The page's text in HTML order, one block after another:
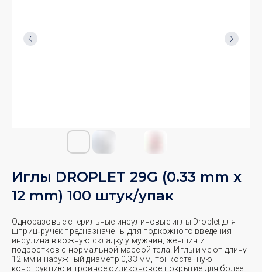
Иглы DROPLET 29G (0.33 mm x
12 mm) 100 штук/упак
Одноразовые стерильные инсулиновые иглы Droplet для
шприц‑ручек предназначены для подкожного введения
инсулина в кожную складку у мужчин, женщин и
подростков с нормальной массой тела. Иглы имеют длину
12 мм и наружный диаметр 0,33 мм, тонкостенную
конструкцию и тройное силиконовое покрытие для более